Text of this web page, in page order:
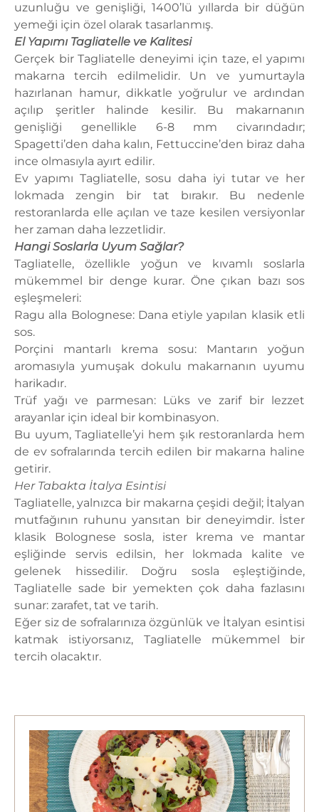
uzunluğu ve genişliği, 1400’lü yıllarda bir düğün
yemeği için özel olarak tasarlanmış.
El Yapımı Tagliatelle ve Kalitesi
Gerçek bir Tagliatelle deneyimi için taze, el yapımı
makarna tercih edilmelidir. Un ve yumurtayla
hazırlanan hamur, dikkatle yoğrulur ve ardından
açılıp şeritler halinde kesilir. Bu makarnanın
genişliği genellikle 6-8 mm civarındadır;
Spagetti’den daha kalın, Fettuccine’den biraz daha
ince olmasıyla ayırt edilir.
Ev yapımı Tagliatelle, sosu daha iyi tutar ve her
lokmada zengin bir tat bırakır. Bu nedenle
restoranlarda elle açılan ve taze kesilen versiyonlar
her zaman daha lezzetlidir.
Hangi Soslarla Uyum Sağlar?
Tagliatelle, özellikle yoğun ve kıvamlı soslarla
mükemmel bir denge kurar. Öne çıkan bazı sos
eşleşmeleri:
Ragu alla Bolognese: Dana etiyle yapılan klasik etli
sos.
Porçini mantarlı krema sosu: Mantarın yoğun
aromasıyla yumuşak dokulu makarnanın uyumu
harikadır.
Trüf yağı ve parmesan: Lüks ve zarif bir lezzet
arayanlar için ideal bir kombinasyon.
Bu uyum, Tagliatelle’yi hem şık restoranlarda hem
de ev sofralarında tercih edilen bir makarna haline
getirir.
Her Tabakta İtalya Esintisi
Tagliatelle, yalnızca bir makarna çeşidi değil; İtalyan
mutfağının ruhunu yansıtan bir deneyimdir. İster
klasik Bolognese sosla, ister krema ve mantar
eşliğinde servis edilsin, her lokmada kalite ve
gelenek hissedilir. Doğru sosla eşleştiğinde,
Tagliatelle sade bir yemekten çok daha fazlasını
sunar: zarafet, tat ve tarih.
Eğer siz de sofralarınıza özgünlük ve İtalyan esintisi
katmak istiyorsanız, Tagliatelle mükemmel bir
tercih olacaktır.